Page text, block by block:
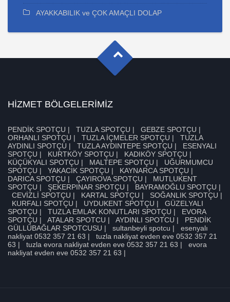
AYAKKABILIK ve ÇOK AMAÇLI DOLAP
HİZMET BÖLGELERİMİZ
PENDİK SPOTÇU | TUZLA SPOTÇU | GEBZE SPOTÇU |
ORHANLI SPOTÇU | TUZLA İÇMELER SPOTÇU | TUZLA
AYDINLI SPOTÇU | TUZLA AYDINTEPE SPOTÇU | ESENYALI
SPOTÇU | KURTKÖY SPOTÇU | KADIKÖY SPOTÇU |
KÜÇÜKYALI SPOTÇU | MALTEPE SPOTÇU | UĞURMUMCU
SPOTÇU | YAKACIK SPOTÇU | KAYNARCA SPOTÇU |
DARICA SPOTÇU | ÇAYIROVA SPOTÇU | MUTLUKENT
SPOTÇU | ŞEKERPINAR SPOTÇU | BAYRAMOĞLU SPOTÇU |
CEVİZLİ SPOTÇU | KARTAL SPOTÇU | SOĞANLIK SPOTÇU |
KURFALI SPOTÇU | UYDUKENT SPOTÇU | GÜZELYALI
SPOTÇU | TUZLA EMLAK KONUTLARI SPOTÇU | EVORA
SPOTÇU | ATALAR SPOTCU | AYDINLI SPOTCU | PENDİK
GÜLLÜBAĞLAR SPOTCUSU | sultanbeyli spotcu | esenyalı
nakliyat 0532 357 21 63 | tuzla nakliyat evden eve 0532 357 21
63 | tuzla evora nakliyat evden eve 0532 357 21 63 | evora
nakliyat evden eve 0532 357 21 63 |